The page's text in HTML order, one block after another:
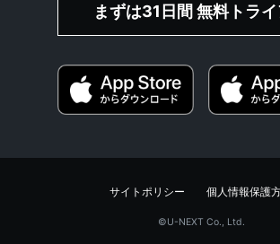
まずは31日間 無料トラ
サイトポリシー 個人情報保護
©︎U-NEXT Co., Ltd.